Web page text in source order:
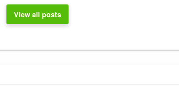
View all posts